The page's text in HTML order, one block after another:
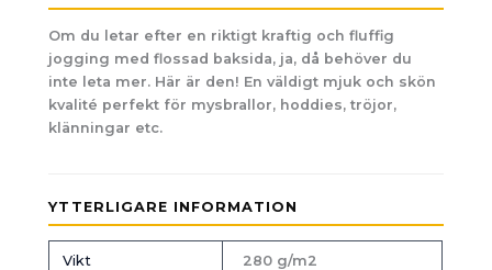
Om du letar efter en riktigt kraftig och fluffig
jogging med flossad baksida, ja, då behöver du
inte leta mer. Här är den! En väldigt mjuk och skön
kvalité perfekt för mysbrallor, hoddies, tröjor,
klänningar etc.
YTTERLIGARE INFORMATION
Vikt 280 g/m2